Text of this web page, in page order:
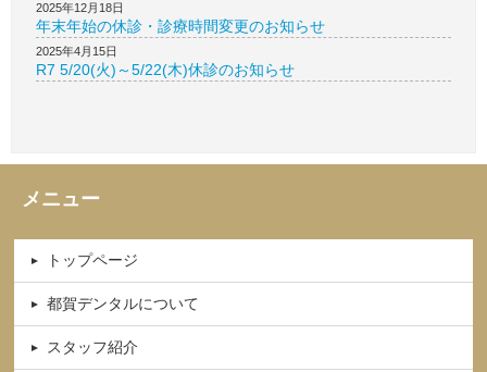
2025年12月18日
年末年始の休診・診療時間変更のお知らせ
2025年4月15日
R7 5/20(火)～5/22(木)休診のお知らせ
メニュー
トップページ
都賀デンタルについて
スタッフ紹介